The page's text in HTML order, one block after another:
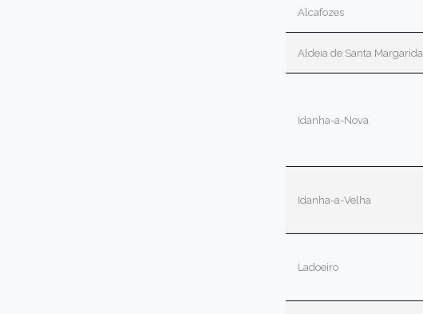
Alcafozes
Aldeia de Santa Margarida
Idanha-a-Nova
Idanha-a-Velha
Ladoeiro